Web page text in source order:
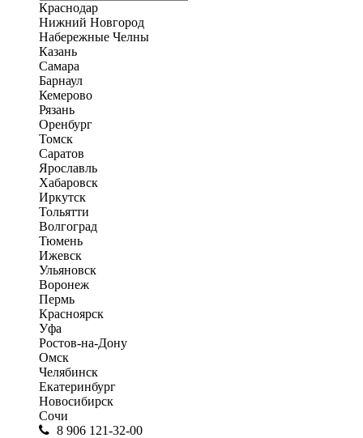
Краснодар
Нижний Новгород
Набережные Челны
Казань
Самара
Барнаул
Кемерово
Рязань
Оренбург
Томск
Саратов
Ярославль
Хабаровск
Иркутск
Тольятти
Волгоград
Тюмень
Ижевск
Ульяновск
Воронеж
Пермь
Красноярск
Уфа
Ростов-на-Дону
Омск
Челябинск
Екатеринбург
Новосибирск
Сочи
8 906 121-32-00